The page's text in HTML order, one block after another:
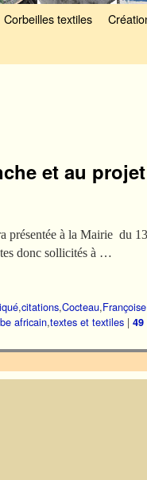
Corbeilles textiles
et au
à la Mairie du
donc sollicités à …
,citations,Cocteau,
africain,textes et textiles | 49